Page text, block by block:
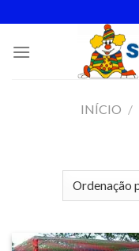
content
INÍCIO /